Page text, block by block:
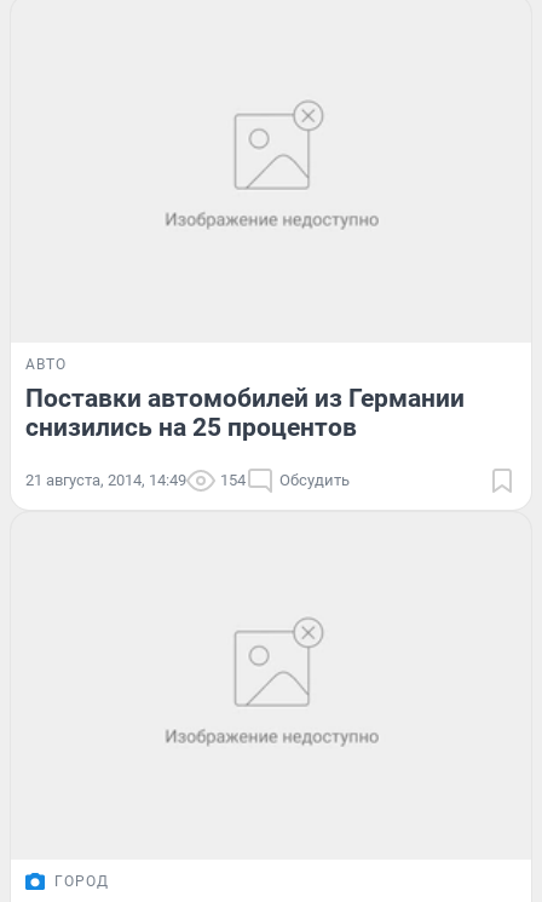
АВТО
Поставки автомобилей из Германии
снизились на 25 процентов
21 августа, 2014, 14:49 154 Обсудить
ГОРОД